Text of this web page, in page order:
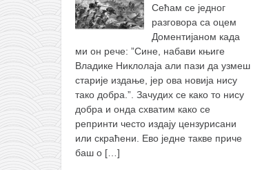
Сећам се једног
разговора са оцем
Доментијаном када
ми он рече: ”Сине, набави књиге
Владике Никлолаја али пази да узмеш
старије издање, јер ова новија нису
тако добра.”. Зачудих се како то нису
добра и онда схватим како се
репринти често издају цензурисани
или скраћени. Ево једне такве приче
баш о […]